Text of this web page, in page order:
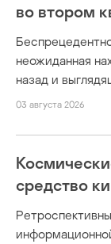
во втором
неожиданная
назад и
03 августа 2026
средство